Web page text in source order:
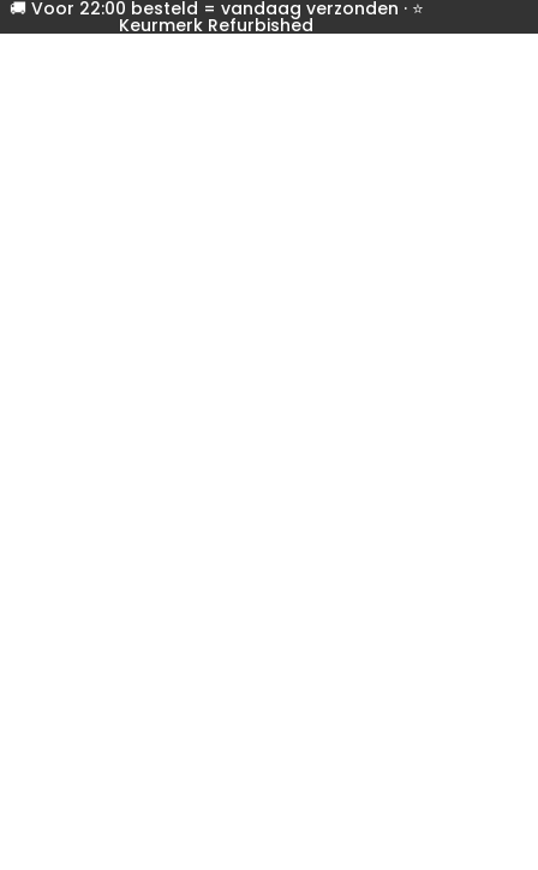
🚚 Voor 22:00 besteld = vandaag verzonden · ⭐
Keurmerk Refurbished